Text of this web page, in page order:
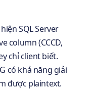
SQL Server
column (CCCD,
chỉ client biết.
có khả năng giải
được plaintext.